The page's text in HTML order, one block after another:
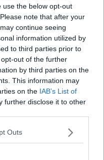
use the below opt-out
note that after your
continue seeing
information utilized by
to third parties prior to
out of the further
by third parties on the
This information may
on the IAB’s List of
further disclose it to other
Outs
di circa quattro mesi, nero e
mercoledì 24 Giugno in via
“La Cuccia nel Bosco”, in
contattare l'Ufficio
353, cell. 3336115042.